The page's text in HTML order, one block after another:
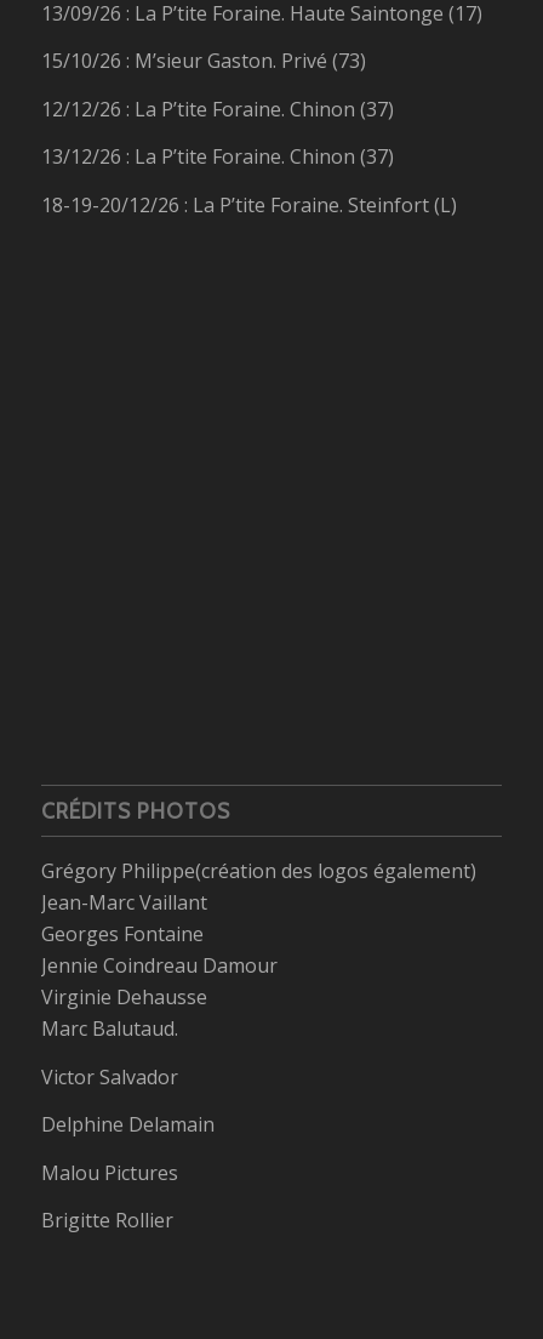
13/09/26 : La P’tite Foraine. Haute Saintonge (17)
15/10/26 : M’sieur Gaston. Privé (73)
12/12/26 : La P’tite Foraine. Chinon (37)
13/12/26 : La P’tite Foraine. Chinon (37)
18-19-20/12/26 : La P’tite Foraine. Steinfort (L)
CRÉDITS PHOTOS
Grégory Philippe(création des logos également)
Jean-Marc Vaillant
Georges Fontaine
Jennie Coindreau Damour
Virginie Dehausse
Marc Balutaud.
Victor Salvador
Delphine Delamain
Malou Pictures
Brigitte Rollier